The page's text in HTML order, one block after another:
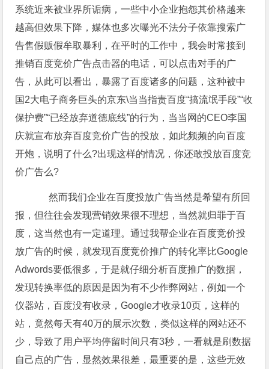
系统近来被业界所诟病，一些中小企业抱怨其价格越来
越高但效果下降，媒体也多次曝光不法分子依靠搜索广
告售假贩假牟取暴利，在平时的工作中，我会时常接到
推销百度竞价广告点击器的电话，可以点击对手的广
告，从此可以看出，暴露了百度诸多的问题，这种被中
国2大电子商务巨头的京东\当当指责百度“搞流氓手段”“收
保护费”“已经放弃道德底线”的行为，当当网的CEO李国
庆就宣布放弃百度竞价广告的投放，如此频频的向百度
开炮，说明了什么?出现这样的情况，你还敢投放百度竞
价广告么?
然而我们企业在百度投放广告当然是希望有所回
报，但往往会发现营销效果很不理想，当然就归罪于百
度，这当然也有一定道理。通过我帮企业在百度竞价投
放广告的时候，就发现百度竞价推广的转化率比Google
Adwords要低很多，于是就仔细分析百度推广的数据，
发现转换率低的原因是因为有不少作弊网站，例如一个
仪器站，百度没有收录，Google才收录10页，这样的
站，竟然每天有40万的展示次数，类似这样的网站还不
少，导致了用户平均停留时间只有3秒，一看就是刷数据
自己点的广告，显然效果很差，最重要的是，这些无效